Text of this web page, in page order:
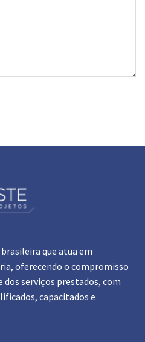
que atua em
oferecendo o compromisso
serviços prestados, com
capacitados e